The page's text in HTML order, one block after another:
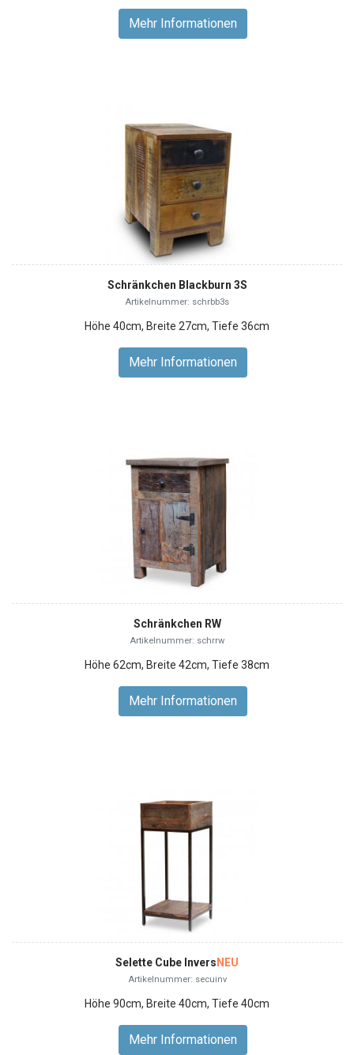
Mehr Informationen
Schränkchen Blackburn 3S
Artikelnummer: schrbb3s
Höhe 40cm, Breite 27cm, Tiefe 36cm
Mehr Informationen
Schränkchen RW
Artikelnummer: schrrw
Höhe 62cm, Breite 42cm, Tiefe 38cm
Mehr Informationen
Selette Cube Invers NEU
Artikelnummer: secuinv
Höhe 90cm, Breite 40cm, Tiefe 40cm
Mehr Informationen